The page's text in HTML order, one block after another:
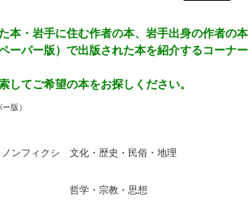
本・岩手に住む作者の本、岩手出身の作者の本
ーパー版）で出版された本を紹介するコーナー
してご希望の本をお探しください。
版）
ンフィクシ
文化・歴史・民俗・地理
哲学・宗教・思想